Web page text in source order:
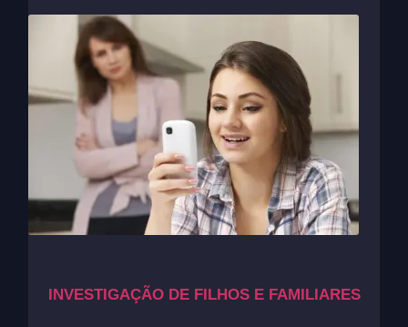
INVESTIGAÇÃO DE FILHOS E FAMILIARES